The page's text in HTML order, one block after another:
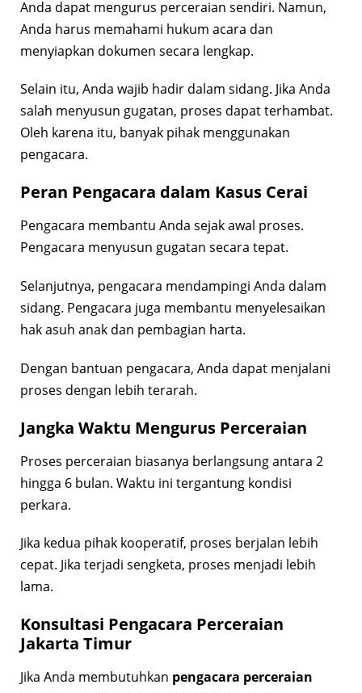
Anda dapat mengurus perceraian sendiri. Namun,
Anda harus memahami hukum acara dan
menyiapkan dokumen secara lengkap.
Selain itu, Anda wajib hadir dalam sidang. Jika Anda
salah menyusun gugatan, proses dapat terhambat.
Oleh karena itu, banyak pihak menggunakan
pengacara.
Peran Pengacara dalam Kasus Cerai
Pengacara membantu Anda sejak awal proses.
Pengacara menyusun gugatan secara tepat.
Selanjutnya, pengacara mendampingi Anda dalam
sidang. Pengacara juga membantu menyelesaikan
hak asuh anak dan pembagian harta.
Dengan bantuan pengacara, Anda dapat menjalani
proses dengan lebih terarah.
Jangka Waktu Mengurus Perceraian
Proses perceraian biasanya berlangsung antara 2
hingga 6 bulan. Waktu ini tergantung kondisi
perkara.
Jika kedua pihak kooperatif, proses berjalan lebih
cepat. Jika terjadi sengketa, proses menjadi lebih
lama.
Konsultasi Pengacara Perceraian
Jakarta Timur
Jika Anda membutuhkan pengacara perceraian